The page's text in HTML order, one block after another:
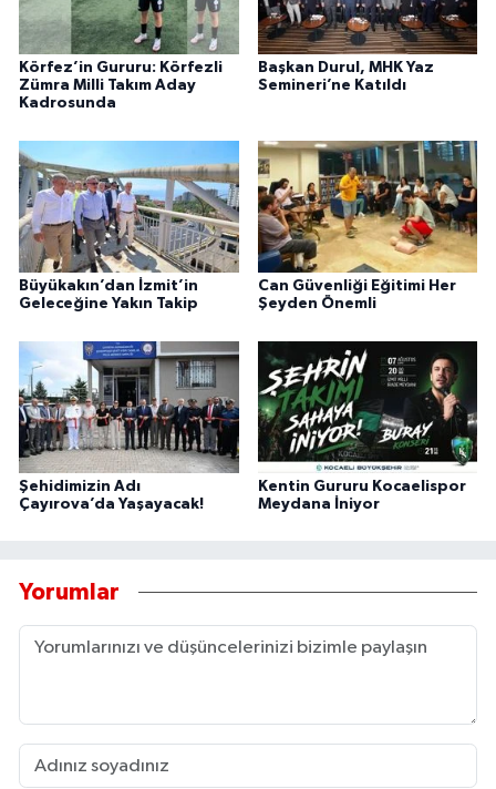
Körfez’in Gururu: Körfezli
Zümra Milli Takım Aday
Kadrosunda
Başkan Durul, MHK Yaz
Semineri’ne Katıldı
Büyükakın’dan İzmit’in
Geleceğine Yakın Takip
Can Güvenliği Eğitimi Her
Şeyden Önemli
Şehidimizin Adı
Çayırova’da Yaşayacak!
Kentin Gururu Kocaelispor
Meydana İniyor
Yorumlar